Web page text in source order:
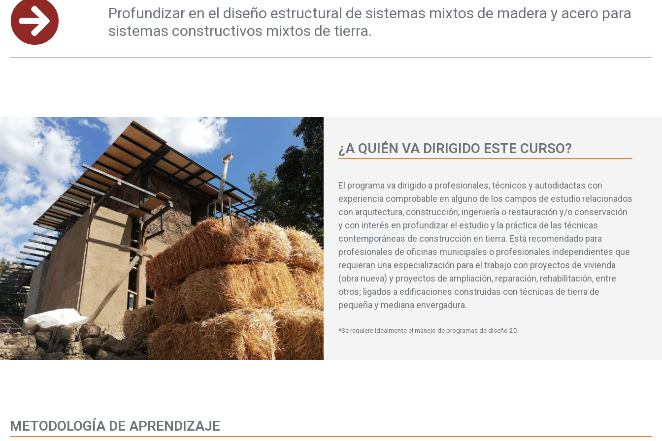
Profundizar en el diseño estructural de sistemas mixtos de madera y acero para
sistemas constructivos mixtos de tierra.
¿A QUIÉN VA DIRIGIDO ESTE CURSO?
El programa va dirigido a profesionales, técnicos y autodidactas con
experiencia comprobable en alguno de los campos de estudio relacionados
con arquitectura, construcción, ingeniería o restauración y/o conservación
y con interés en profundizar el estudio y la práctica de las técnicas
contemporáneas de construcción en tierra. Está recomendado para
profesionales de oficinas municipales o profesionales independientes que
requieran una especialización para el trabajo con proyectos de vivienda
(obra nueva) y proyectos de ampliación, reparación, rehabilitación, entre
otros; ligados a edificaciones construidas con técnicas de tierra de
pequeña y mediana envergadura.
*Se requiere idealmente el manejo de programas de diseño 2D.
METODOLOGÍA DE APRENDIZAJE